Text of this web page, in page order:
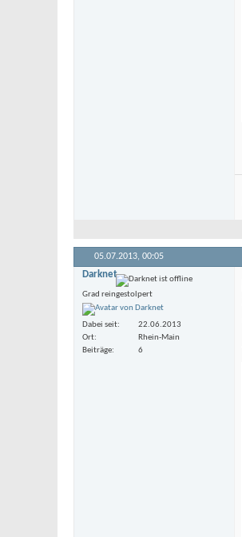
05.07.2013, 00:05
Darknet
Grad reingestolpert
Dabei seit
22.06.2013
Ort
Rhein-Main
Beiträge
6